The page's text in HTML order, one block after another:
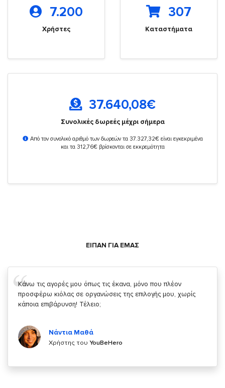
7.200
Χρήστες
307
Καταστήματα
37.640,08€
Συνολικές δωρεές μέχρι σήμερα
Από τον συνολικό αριθμό των δωρεών τα 37.327,32€ είναι εγκεκριμένα
και τα 312,76€ βρίσκονται σε εκκρεμότητα
ΕΙΠΑΝ ΓΙΑ ΕΜΑΣ
Σας ευχαριστώ που μας δίνετε την δυνατότητα να κάνουμε
κάτι!
Χρήστης τουYouBeHero